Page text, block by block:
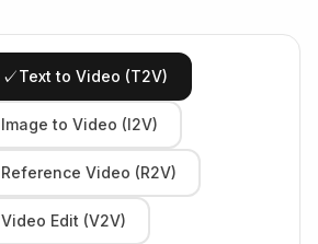
✓Text to Video (T2V)
Image to Video (I2V)
Reference Video (R2V)
Video Edit (V2V)